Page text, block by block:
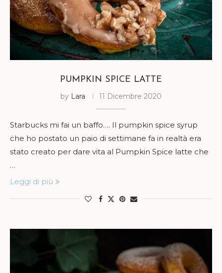
PUMPKIN SPICE LATTE
by Lara 11 Dicembre 2020
Starbucks mi fai un baffo…. Il pumpkin spice syrup
che ho postato un paio di settimane fa in realtà era
stato creato per dare vita al Pumpkin Spice latte che
…
Leggi di più